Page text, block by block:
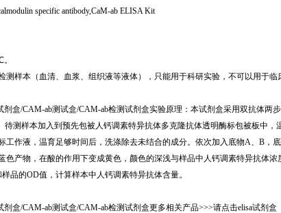
specific antibody,CaM-ab ELISA Kit
测样本（血清、血浆、组织液等液体），只能用于科研实验，不可以用于临
剂盒/CAM-ab测试盒/CAM-ab检测试剂盒实验原理：本试剂盒采用双抗体两
待测样本加入到预先包被人钙调素特异抗体多克隆抗体透明酶标包被板中
工作液，温育足够时间后，洗涤除去未结合的成分。依次加入底物A、B，
色产物，在酸的作用下变成黄色，颜色的深浅与样品中人钙调素特异抗体浓
品的OD值，计算样本中人钙调素特异抗体含量。
剂盒/CAM-ab测试盒/CAM-ab检测试剂盒更多相关产品>>>请点击elisa试剂盒